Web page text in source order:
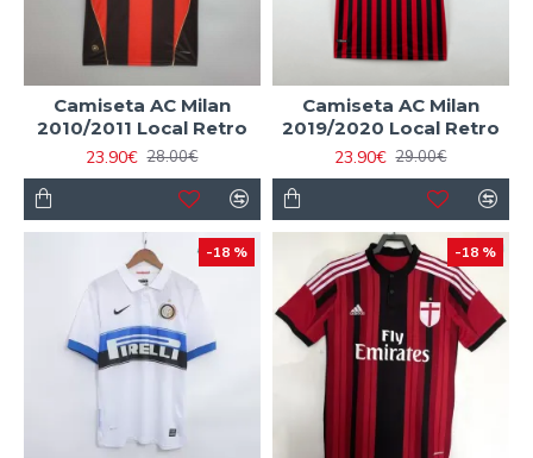
Camiseta AC Milan
2010/2011 Local Retro
23.90€ 28.00€
Camiseta AC Milan
2019/2020 Local Retro
23.90€ 29.00€
-18 % -18 %